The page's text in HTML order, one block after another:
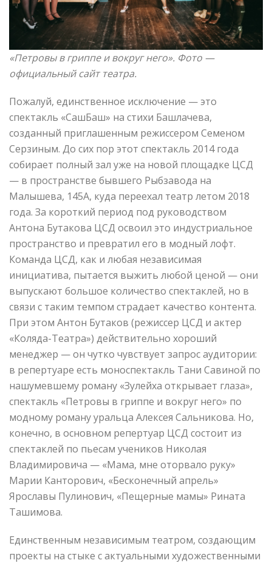
«Петровы в гриппе и вокруг него». Фото —
официальный сайт театра.
Пожалуй, единственное исключение — это
спектакль «СашБаш» на стихи Башлачева,
созданный приглашенным режиссером Семеном
Серзиным. До сих пор этот спектакль 2014 года
собирает полный зал уже на новой площадке ЦСД
— в пространстве бывшего Рыбзавода на
Малышева, 145А, куда переехал театр летом 2018
года. За короткий период под руководством
Антона Бутакова ЦСД освоил это индустриальное
пространство и превратил его в модный лофт.
Команда ЦСД, как и любая независимая
инициатива, пытается выжить любой ценой — они
выпускают большое количество спектаклей, но в
связи с таким темпом страдает качество контента.
При этом Антон Бутаков (режиссер ЦСД и актер
«Коляда-Театра») действительно хороший
менеджер — он чутко чувствует запрос аудитории:
в репертуаре есть моноспектакль Тани Савиной по
нашумевшему роману «Зулейха открывает глаза»,
спектакль «Петровы в гриппе и вокруг него» по
модному роману уральца Алексея Сальникова. Но,
конечно, в основном репертуар ЦСД состоит из
спектаклей по пьесам учеников Николая
Владимировича — «Мама, мне оторвало руку»
Марии Канторович, «Бесконечный апрель»
Ярославы Пулинович, «Пещерные мамы» Рината
Ташимова.
Единственным независимым театром, создающим
проекты на стыке с актуальными художественными